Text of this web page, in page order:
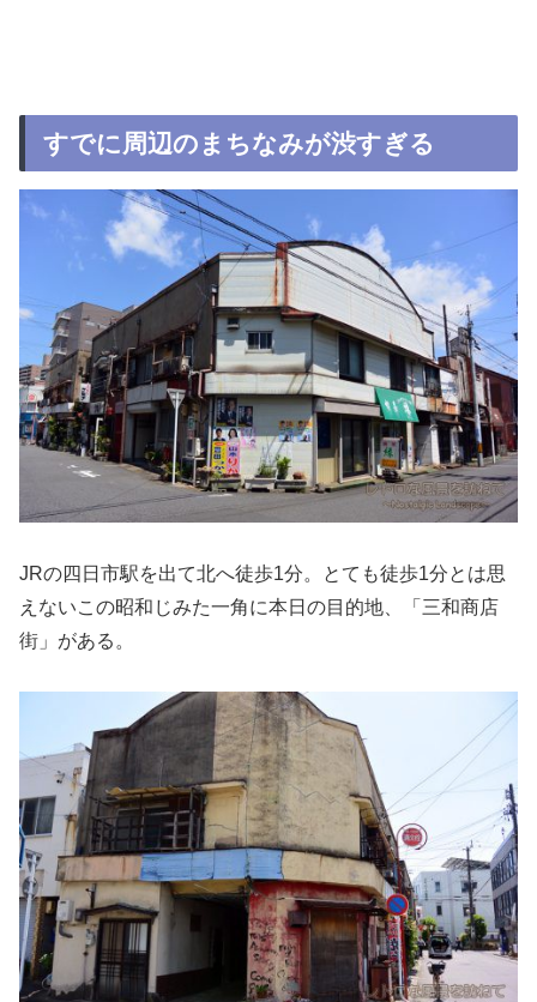
すでに周辺のまちなみが渋すぎる
JRの四日市駅を出て北へ徒歩1分。とても徒歩1分とは思
えないこの昭和じみた一角に本日の目的地、「三和商店
街」がある。